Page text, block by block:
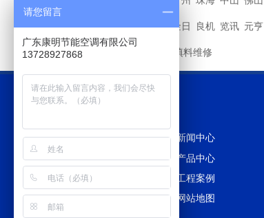
其他品牌 马利 金日 良机 览讯 元亨
冷却塔填料维修
网站首页
新闻中心
冷却塔百科
产品中心
冷却塔配件
工程案例
冷却塔TAGS
网站地图
请您留言
广东康明节能空调有限公司
13728927868